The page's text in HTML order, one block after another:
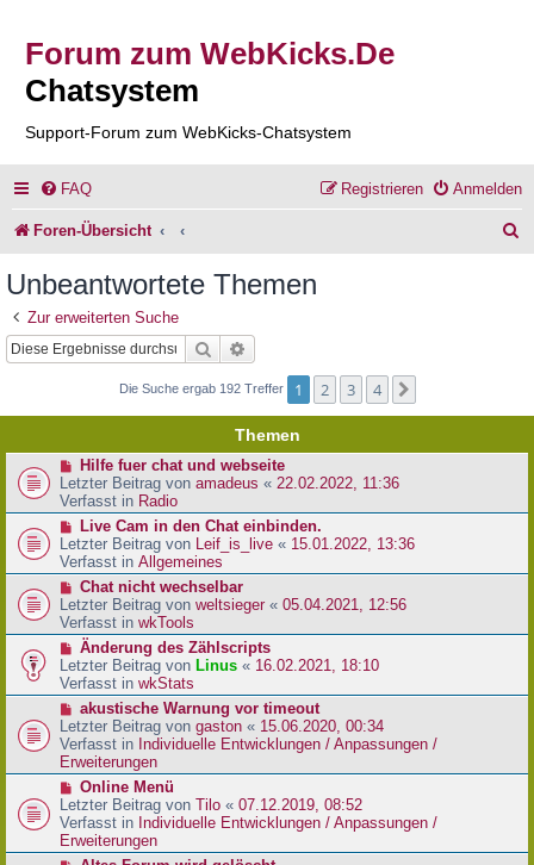
Forum zum WebKicks.De
Chatsystem
Support-Forum zum WebKicks-Chatsystem
FAQ Anmelden
Registrieren
Foren-Übersicht
Unbeantwortete Themen
Zur erweiterten Suche
Suche
Die Suche ergab 192 Treffer 1 2 3 4
Themen
N
e
u
e
r
B
e
t
r
a
g
Hilfe fuer chat und webseite
Letzter Beitrag von amadeus « 22.02.2022, 11:36
Verfasst in Radio
N
e
u
e
r
B
e
t
r
a
g
Live Cam in den Chat einbinden.
Letzter Beitrag von Leif_is_live « 15.01.2022, 13:36
Verfasst in Allgemeines
N
e
u
e
r
B
e
t
r
a
g
Chat nicht wechselbar
Letzter Beitrag von weltsieger « 05.04.2021, 12:56
Verfasst in wkTools
N
e
u
e
r
B
e
i
r
a
g
Änderung des Zählscripts
Letzter Beitrag von Linus « 16.02.2021, 18:10
Verfasst in wkStats
N
e
u
e
r
B
e
i
t
akustische Warnung vor timeout
Letzter Beitrag von gaston « 15.06.2020, 00:34
Verfasst in Individuelle Entwicklungen / Anpassungen /
Erweiterungen
N
e
u
e
r
Online Menü
Letzter Beitrag von Tilo « 07.12.2019, 08:52
Verfasst in Individuelle Entwicklungen / Anpassungen /
Erweiterungen